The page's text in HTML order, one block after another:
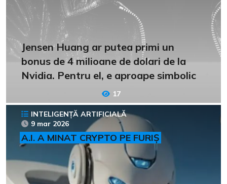
Jensen Huang ar putea primi un
bonus de 4 milioane de dolari de la
Nvidia. Pentru el, e aproape simbolic
17
INTELIGENȚĂ ARTIFICIALĂ
9 mar 2026
A.I. A MINAT CRYPTO PE FURIȘ